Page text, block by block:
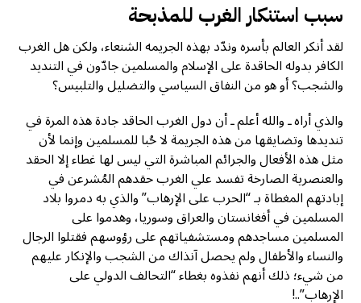
سبب استنكار الغرب للمذبحة
لقد أنكر العالم بأسره وندّد بهذه الجريمه الشنعاء، ولكن هل الغرب
الكافر بدوله الحاقدة على الإسلام والمسلمين جادّون في التنديد
والشجب؟ أو هو من النفاق السياسي والتضليل والتلبيس؟
والذي أراه ـ والله أعلم ـ أن دول الغرب الحاقد جادة هذه المرة في
تنديدها وتضايقها من هذه الجريمة لا حُبا للمسلمين وإنما لأن
مثل هذه الأفعال والجرائم المباشرة التي ليس لها غطاء إلا الحقد
والعنصرية الصارخة تفسد علي الغرب حقدهم المُشرعن في
إبادتهم المغطاة بـ “الحرب على الإرهاب” والذي به دمروا بلاد
المسلمين في أفغانستان والعراق وسوريا، وهدموا على
المسلمين مساجدهم ومستشفياتهم على رؤوسهم فقتلوا الرجال
والنساء والأطفال ولم يحصل آنذاك من الشجب والإنكار عليهم
من شيء؛ ذلك أنهم نفذوه بغطاء “التحالف الدولي على
الإرهاب”..!